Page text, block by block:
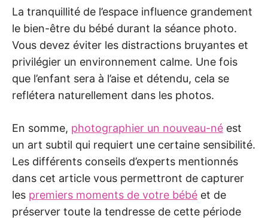
La tranquillité de l’espace influence grandement
le bien-être du bébé durant la séance photo.
Vous devez éviter les distractions bruyantes et
privilégier un environnement calme. Une fois
que l’enfant sera à l’aise et détendu, cela se
reflétera naturellement dans les photos.
En somme, photographier un nouveau-né est
un art subtil qui requiert une certaine sensibilité.
Les différents conseils d’experts mentionnés
dans cet article vous permettront de capturer
les premiers moments de votre bébé et de
préserver toute la tendresse de cette période